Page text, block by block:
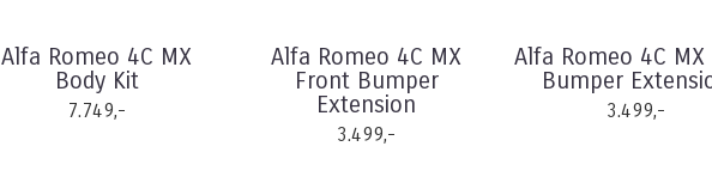
Alfa Romeo 4C MX
Body Kit
7.749,-
Alfa Romeo 4C MX
Front Bumper
Extension
3.499,-
Alfa Romeo 4C MX
Bumper
3.499,-